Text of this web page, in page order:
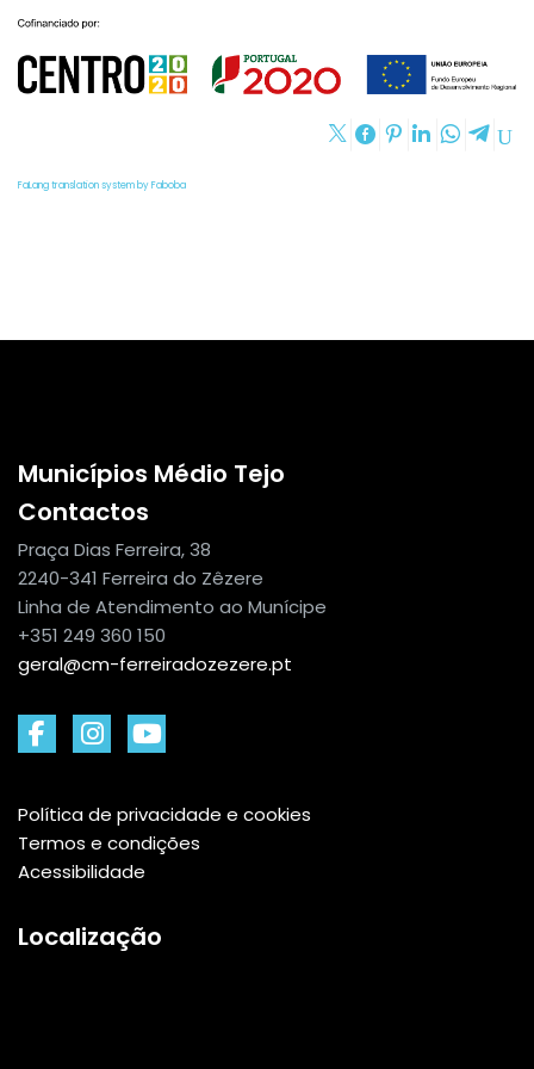
FaLang translation system by Faboba
Municípios Médio Tejo
Contactos
Praça Dias Ferreira, 38
2240-341 Ferreira do Zêzere
Linha de Atendimento ao Munícipe
+351 249 360 150
geral@cm-ferreiradozezere.pt
Política de privacidade e cookies
Termos e condições
Acessibilidade
Localização